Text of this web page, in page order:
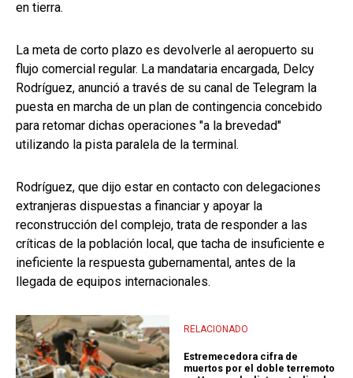
en tierra.
La meta de corto plazo es devolverle al aeropuerto su
flujo comercial regular. La mandataria encargada, Delcy
Rodríguez, anunció a través de su canal de Telegram la
puesta en marcha de un plan de contingencia concebido
para retomar dichas operaciones "a la brevedad"
utilizando la pista paralela de la terminal.
Rodríguez, que dijo estar en contacto con delegaciones
extranjeras dispuestas a financiar y apoyar la
reconstrucción del complejo, trata de responder a las
críticas de la población local, que tacha de insuficiente e
ineficiente la respuesta gubernamental, antes de la
llegada de equipos internacionales.
RELACIONADO
Estremecedora cifra de
muertos por el doble terremoto